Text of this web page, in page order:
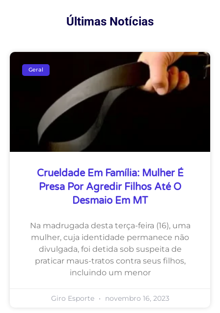
Últimas Notícias
Geral
Crueldade Em Família: Mulher É
Presa Por Agredir Filhos Até O
Desmaio Em MT
Na madrugada desta terça-feira (16), uma
mulher, cuja identidade permanece não
divulgada, foi detida sob suspeita de
praticar maus-tratos contra seus filhos,
incluindo um menor
Giro Esporte novembro 16, 2023